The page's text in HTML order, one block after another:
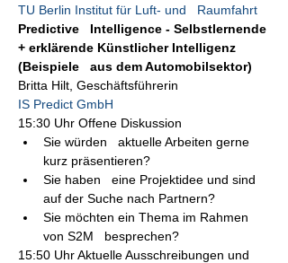
TU Berlin Institut für Luft- und   Raumfahrt
Predictive   Intelligence - Selbstlernende
+ erklärende Künstlicher Intelligenz
(Beispiele   aus dem Automobilsektor)
Britta Hilt, Geschäftsführerin
IS Predict GmbH
15:30 Uhr Offene Diskussion
Sie würden   aktuelle Arbeiten gerne
kurz präsentieren?
Sie haben   eine Projektidee und sind
auf der Suche nach Partnern?
Sie möchten ein Thema im Rahmen
von S2M   besprechen?
15:50 Uhr Aktuelle Ausschreibungen und